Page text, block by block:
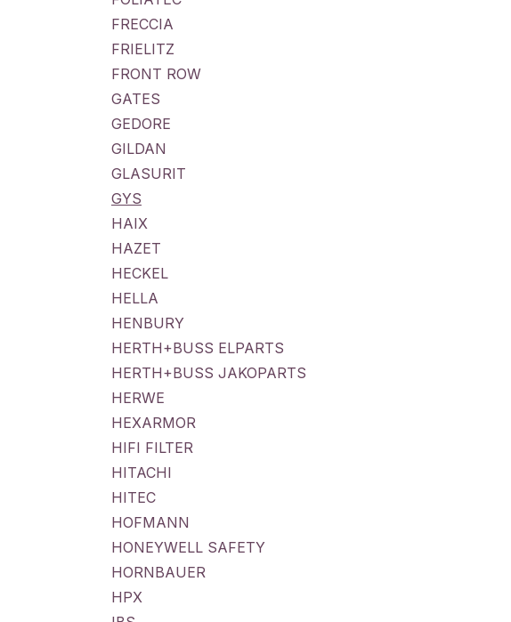
FRECCIA
FRIELITZ
FRONT ROW
GATES
GEDORE
GILDAN
GLASURIT
GYS
HAIX
HAZET
HECKEL
HELLA
HENBURY
HERTH+BUSS ELPARTS
HERTH+BUSS JAKOPARTS
HERWE
HEXARMOR
HIFI FILTER
HITACHI
HITEC
HOFMANN
HONEYWELL SAFETY
HORNBAUER
HPX